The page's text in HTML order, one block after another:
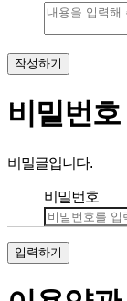
작성하기
비밀번
비밀글입니다.
비밀번호
입력하기